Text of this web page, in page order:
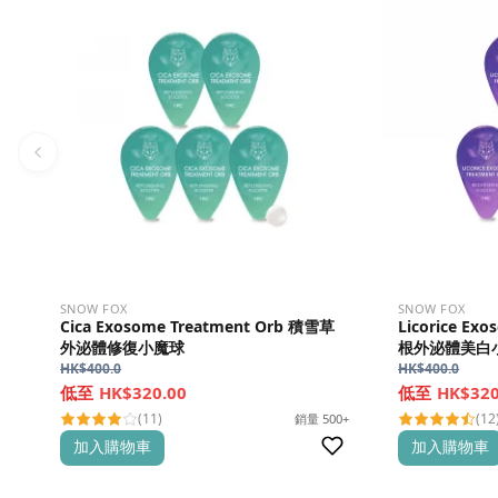
SNOW FOX
Cica Exosome Treatment Orb 積雪草
外泌體修復小魔球
HK$400.0
HK$320.00
(11) 銷量 500+
加入購物車
SNOW FOX
Licorice
根外泌體美白
HK$400.0
加入購物車